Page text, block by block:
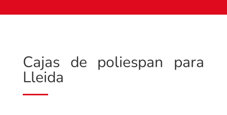
Cajas de poliespan para
Lleida